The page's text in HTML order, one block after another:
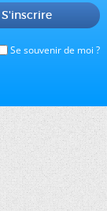
Se souvenir de moi ?
S'inscrire